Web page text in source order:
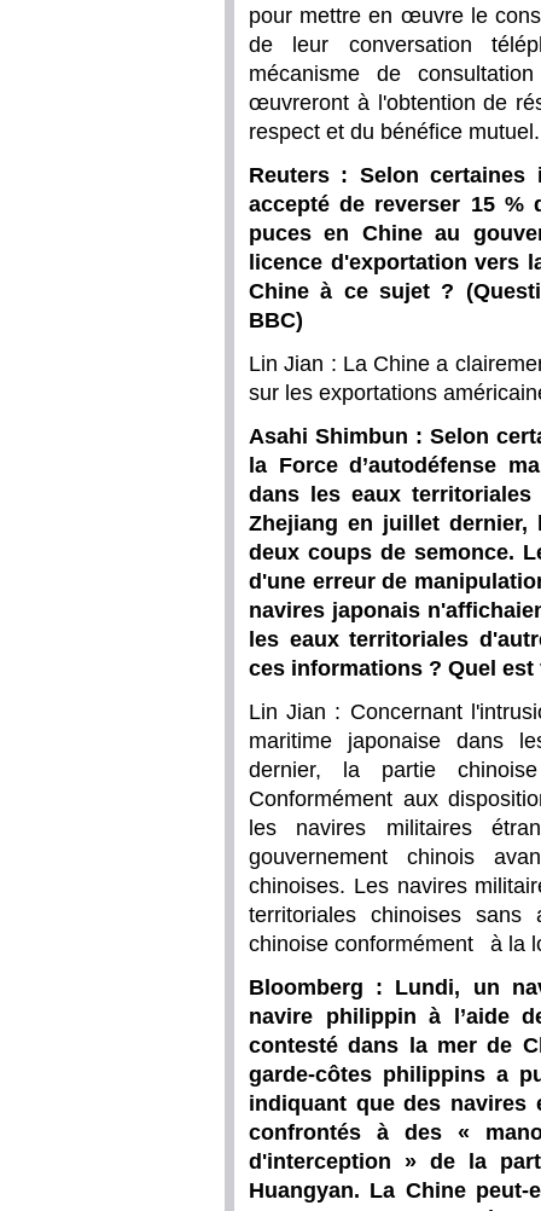
pour mettre en œuvre le
de leur conversation
mécanisme de
œuvreront à l'obtention de
respect et du bénéfice mutuel.
Reuters : Selon certaines
accepté de reverser 15 %
puces en Chine au
licence d'exportation vers
Chine à ce sujet ?
BBC)
Lin Jian : La Chine a
sur les exportations
Asahi Shimbun : Selon
la Force d’autodéfense
dans les eaux
Zhejiang en juillet
deux coups de semonce.
d'une erreur de
navires japonais
les eaux territoriales
ces informations ? Quel
Lin Jian : Concernant
maritime japonaise dans
dernier, la partie
Conformément aux
les navires militaires
gouvernement chinois
chinoises. Les navires
territoriales chinoises
chinoise conformément à la
Bloomberg : Lundi, un
navire philippin à l’aide
contesté dans la mer de
garde-côtes philippins a
indiquant que des navires
confrontés à des «
d'interception » de la
Huangyan. La Chine